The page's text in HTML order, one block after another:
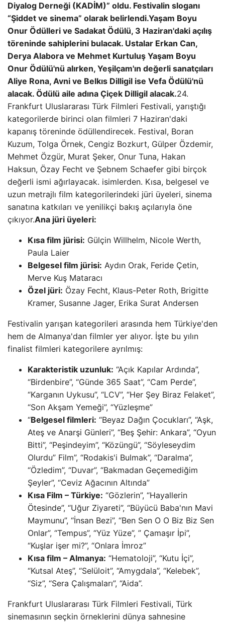
Diyalog Derneği (KADİM)” oldu. Festivalin sloganı
“Şiddet ve sinema” olarak belirlendi.Yaşam Boyu
Onur Ödülleri ve Sadakat Ödülü, 3 Haziran'daki açılış
töreninde sahiplerini bulacak. Ustalar Erkan Can,
Derya Alabora ve Mehmet Kurtuluş Yaşam Boyu
Onur Ödülü'nü alırken, Yeşilçam'ın değerli sanatçıları
Aliye Rona, Avni ve Belkıs Dilligil ise Vefa Ödülü'nü
alacak. Ödülü aile adına Çiçek Dilligil alacak.24.
Frankfurt Uluslararası Türk Filmleri Festivali, yarıştığı
kategorilerde birinci olan filmleri 7 Haziran'daki
kapanış töreninde ödüllendirecek. Festival, Boran
Kuzum, Tolga Örnek, Cengiz Bozkurt, Gülper Özdemir,
Mehmet Özgür, Murat Şeker, Onur Tuna, Hakan
Haksun, Özay Fecht ve Şebnem Schaefer gibi birçok
değerli ismi ağırlayacak. isimlerden. Kısa, belgesel ve
uzun metrajlı film kategorilerindeki jüri üyeleri, sinema
sanatına katkıları ve yenilikçi bakış açılarıyla öne
çıkıyor.Ana jüri üyeleri:
Kısa film jürisi: Gülçin Willhelm, Nicole Werth,
Paula Laier
Belgesel film jürisi: Aydın Orak, Feride Çetin,
Merve Kuş Mataracı
Özel jüri: Özay Fecht, Klaus-Peter Roth, Brigitte
Kramer, Susanne Jager, Erika Surat Andersen
Festivalin yarışan kategorileri arasında hem Türkiye'den
hem de Almanya'dan filmler yer alıyor. İşte bu yılın
finalist filmleri kategorilere ayrılmış:
Karakteristik uzunluk: “Açık Kapılar Ardında”,
“Birdenbire”, “Günde 365 Saat”, “Cam Perde”,
“Karganın Uykusu”, “LCV”, “Her Şey Biraz Felaket”,
“Son Akşam Yemeği”, “Yüzleşme”
“Belgesel filmleri: “Beyaz Dağın Çocukları”, “Aşk,
Ateş ve Anarşi Günleri”, “Beş Şehir: Ankara”, “Oyun
Bitti”, “Peşindeyim”, “Közüngü”, “Söyleseydim
Olurdu” Film”, “Rodakis'i Bulmak”, “Daralma”,
“Özledim”, “Duvar”, “Bakmadan Geçemediğim
Şeyler”, “Ceviz Ağacının Altında”
Kısa Film – Türkiye: “Gözlerin”, “Hayallerin
Ötesinde”, “Uğur Ziyareti”, “Büyücü Baba'nın Mavi
Maymunu”, “İnsan Bezi”, “Ben Sen O O Biz Biz Sen
Onlar”, “Tempus”, “Yüz Yüze”, ” Çamaşır İpi”,
“Kuşlar işer mi?”, “Onlara İmroz”
Kısa film – Almanya: “Hematoloji”, “Kutu İçi”,
“Kutsal Ateş”, “Selüloit”, “Amygdala”, “Kelebek”,
“Siz”, “Sera Çalışmaları”, “Aida”.
Frankfurt Uluslararası Türk Filmleri Festivali, Türk
sinemasının seçkin örneklerini dünya sahnesine